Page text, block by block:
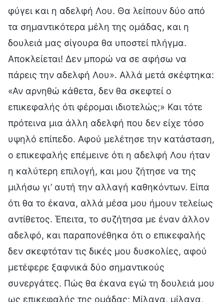
φύγει και η αδελφή Λου. Θα λείπουν δύο από
τα σημαντικότερα μέλη της ομάδας, και η
δουλειά μας σίγουρα θα υποστεί πλήγμα.
Αποκλείεται! Δεν μπορώ να σε αφήσω να
πάρεις την αδελφή Λου». Αλλά μετά σκέφτηκα:
«Αν αρνηθώ κάθετα, δεν θα σκεφτεί ο
επικεφαλής ότι φέρομαι ιδιοτελώς;» Και τότε
πρότεινα μια άλλη αδελφή που δεν είχε τόσο
υψηλό επίπεδο. Αφού μελέτησε την κατάσταση,
ο επικεφαλής επέμεινε ότι η αδελφή Λου ήταν
η καλύτερη επιλογή, και μου ζήτησε να της
μιλήσω γι’ αυτή την αλλαγή καθηκόντων. Είπα
ότι θα το έκανα, αλλά μέσα μου ήμουν τελείως
αντίθετος. Έπειτα, το συζήτησα με έναν άλλον
αδελφό, και παραπονέθηκα ότι ο επικεφαλής
δεν σκεφτόταν τις δικές μου δυσκολίες, αφού
μετέφερε ξαφνικά δύο σημαντικούς
συνεργάτες. Πώς θα έκανα εγώ τη δουλειά μου
ως επικεφαλής της ομάδας; Μίλαγα, μίλαγα,